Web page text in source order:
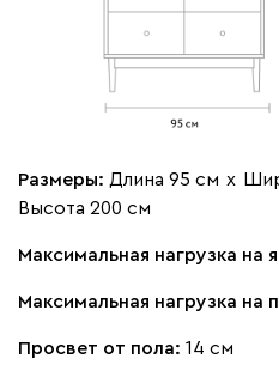
Размеры: Длина 95 см х
Высота 200 см
Максимальная нагрузка на
Максимальная нагрузка на
Просвет от пола: 14 см